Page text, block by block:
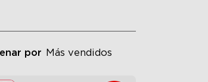
por Más vendidos